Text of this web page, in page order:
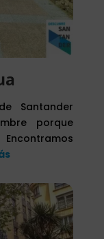
Santander
porque